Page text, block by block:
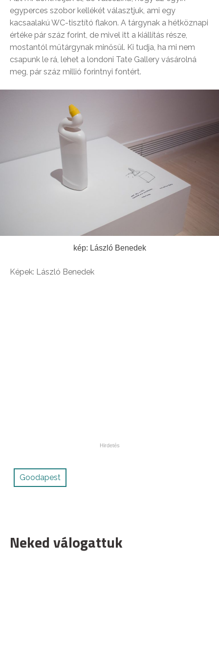
egyperces szobor kellékét választjuk, ami egy
kacsaalakú WC-tisztító flakon. A tárgynak a hétköznapi
értéke pár száz forint, de mivel itt a kiállítás része,
mostantól műtárgynak minősül. Ki tudja, ha mi nem
csapunk le rá, lehet a londoni Tate Gallery vásárolná
meg, pár száz millió forintnyi fontért.
kép: László Benedek
Képek: László Benedek
Goodapest
Neked válogattuk